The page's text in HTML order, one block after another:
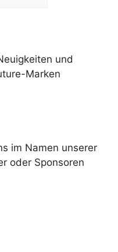
und
Marken
im Namen unserer
oder Sponsoren